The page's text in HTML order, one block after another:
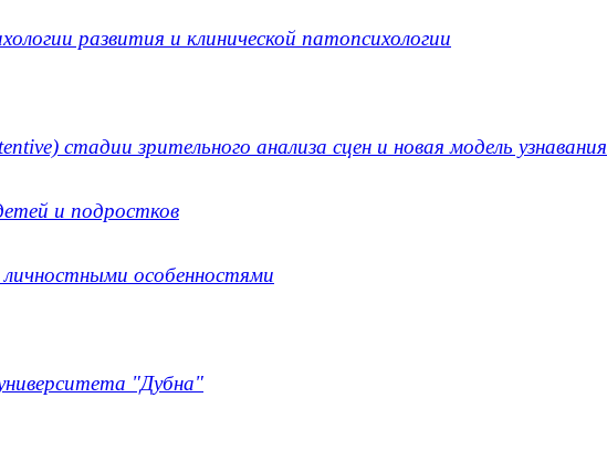
развития и клинической патопсихологии
стадии зрительного анализа сцен и новая модель узнавания
и подростков
личностными особенностями
"Дубна"